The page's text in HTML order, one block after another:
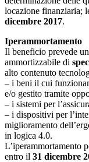
locazione finanziaria;
dicembre 2017.
Iperammortamento
Il beneficio prevede
ammortizzabile di
alto contenuto
– i beni il cui
e/o gestito tramite
– i sistemi per
– i dispositivi per
miglioramento
in logica 4.0.
L’iperammortamento
entro il 31 dicembre